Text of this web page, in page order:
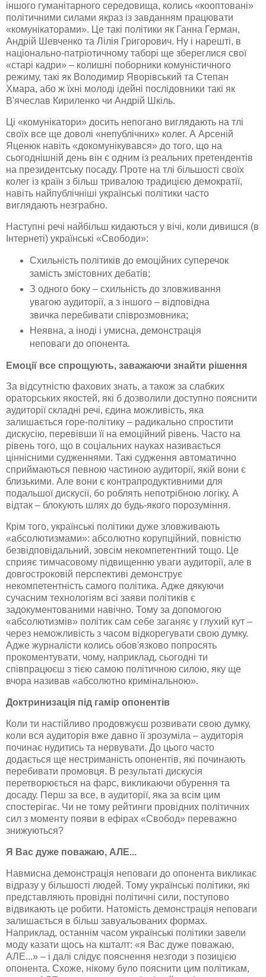
іншого гуманітарного середовища, колись «кооптовані»
політичними силами якраз із завданням працювати
«комунікаторами». Це такі політики як Ганна Герман,
Андрій Шевченко та Лілія Григорович. Ну і нарешті, в
національно-патріотичному таборі ще збереглися свої
«старі кадри» – колишні поборники комуністичного
режиму, такі як Володимир Яворівський та Степан
Хмара, або ж їхні молоді ідейні послідовники такі як
В'ячеслав Кириленко чи Андрій Шкіль.
Ці «комунікатори» досить непогано виглядають на тлі
своїх все ще доволі «непублічних» колег. А Арсеній
Яценюк навіть «докомунікувався» до того, що на
сьогоднішній день він є одним із реальних претендентів
на президентську посаду. Проте на тлі більшості своїх
колег із країн з більш тривалою традицією демократії,
навіть найпублічніші українські політики часто
виглядають незграбно.
Наступні речі найбільш кидаються у вічі, коли дивишся (в
Інтернеті) українські «Свободи»:
Схильність політиків до емоційних суперечок
замість змістовних дебатів;
З одного боку – схильність до зловживання
увагою аудиторії, а з іншого – відповідна
звичка перебивати співрозмовника;
Неявна, а іноді і умисна, демонстрація
неповаги до опонента.
Емоції все спрощують, заважаючи знайти рішення
За відсутністю фахових знать, а також за слабких
ораторських якостей, які б дозволили доступно пояснити
аудиторії складні речі, єдина можливість, яка
залишається горе-політику – радикально спростити
дискусію, перевівши її на емоційний рівень. Часто на
рівень того, що в соціальних науках називається
ціннісними судженнями. Такі судження автоматично
сприймаються певною частиною аудиторії, якій вони є
близькими. Але вони є контрапродуктивними для
подальшої дискусії, бо роблять непотрібною логіку. А
відтак – блокують шлях до будь-якого порозуміння.
Крім того, українські політики дуже зловживають
«абсолютизмами»: абсолютно корупційний, повністю
безвідповідальний, зовсім некомпетентний тощо. Це
сприяє тимчасовому підвищенню уваги аудиторії, але в
довгостроковій перспективі демонструє
некомпетентність самого політика. Адже дякуючи
сучасним технологіям всі заяви політиків є
задокументованими навічно. Тому за допомогою
«абсолютизмів» політик сам себе заганяє у глухий кут –
через неможливість з часом відкорегувати свою думку.
Адже журналісти колись обов'язково попросять
прокоментувати, чому, наприклад, сьогодні ти
співпрацюєш з тією самою політичною силою, яку ще
вчора називав «абсолютно кримінальною».
Доктринизація під гамір опонентів
Коли ти настійливо продовжуєш розвивати свою думку,
коли вся аудиторія вже давно її зрозуміла – аудиторія
починає нудитись та нервувати. До цього часто
додається ще нестриманість опонентів, які починають
перебивати промовця. В результаті дискусія
перетворюється на фарс, викликаючи обурення та
досаду. Перш за все, в аудиторії, яка за всім цим
спостерігає. Чи не тому рейтинги провідних політичних
сил з моменту появи в ефірах «Свобод» переважно
знижуються?
Я Вас дуже поважаю, АЛЕ...
Навмисна демонстрація неповаги до опонента викликає
відразу у більшості людей. Тому українські політики, які
представляють провідні політичні сили, поступово
відвикають це робити. Натомість демонстрація неповаги
залишається в більш завуальованих формах.
Наприклад, останнім часом українські політики завели
моду казати щось на кшталт: «я Вас дуже поважаю,
АЛЕ...» – і далі слідує пояснення незгоди з позицією
опонента. Схоже, нікому було пояснити цим політикам,